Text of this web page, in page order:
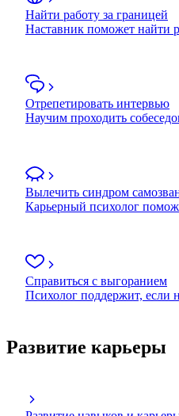
Найти работу за границей
Наставник поможет найти
Отрепетировать интервью
Научим проходить
Вылечить синдром
Карьерный психолог
Справиться с выгоранием
Психолог поддержит, если
Развитие карьеры